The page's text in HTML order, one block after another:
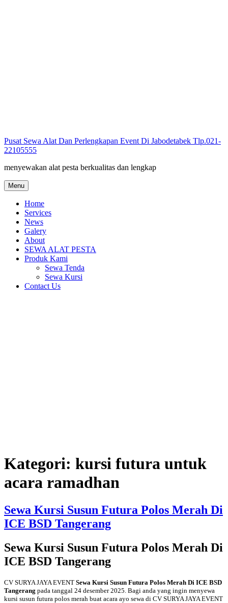
Pusat Sewa Alat Dan Perlengkapan Event Di Jabodetabek Tlp.021-
22105555
menyewakan alat pesta berkualitas dan lengkap
Menu
Home
Services
News
Galery
About
SEWA ALAT PESTA
Produk Kami
Sewa Tenda
Sewa Kursi
Contact Us
Kategori: kursi futura untuk
acara ramadhan
Sewa Kursi Susun Futura Polos Merah Di
ICE BSD Tangerang
Sewa Kursi Susun Futura Polos Merah Di
ICE BSD Tangerang
CV SURYA JAYA EVENT Sewa Kursi Susun Futura Polos Merah Di ICE BSD
Tangerang pada tanggal 24 desember 2025. Bagi anda yang ingin menyewa
kursi susun futura polos merah buat acara ayo sewa di CV SURYA JAYA EVENT